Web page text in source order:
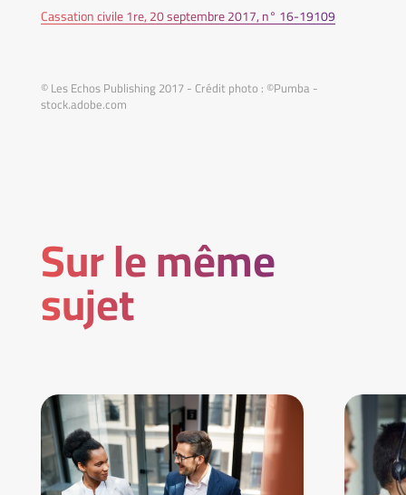
Cassation civile 1re, 20 septembre 2017, n° 16-19109
© Les Echos Publishing 2017 - Crédit photo : ©Pumba -
stock.adobe.com
Sur le même
sujet